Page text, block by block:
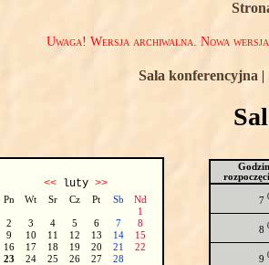
Uwaga! Wersja archiwalna. Nowa
Sala konferencyjna |
<<luty >>
Pn Wt Sr Cz Pt Sb
Nd
1
2
3 4 5 6 7
8
9
10 11 12 13 14
15
16
17 18 19 20 21
22
23
24 25 26 27 28
7
8
9